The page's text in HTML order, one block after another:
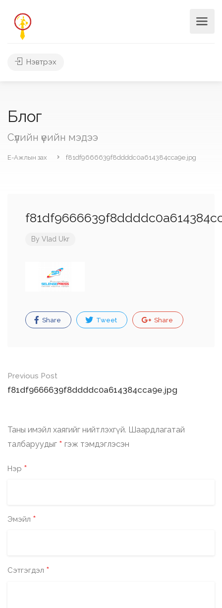
Нэвтрэх
Блог
Сүүлийн үеийн мэдээ
Е-Ажлын зах f81df9666639f8ddddc0a614384cca9e.jpg
By Vlad Ukr
Share Tweet Share
Post
navigation
Previous Post
f81df9666639f8ddddc0a614384cca9e.jpg
Таны имэйл хаягийг нийтлэхгүй. Шаардлагатай
талбаруудыг * гэж тэмдэглэсэн
Нэр *
Эмэйл *
Сэтгэгдэл *